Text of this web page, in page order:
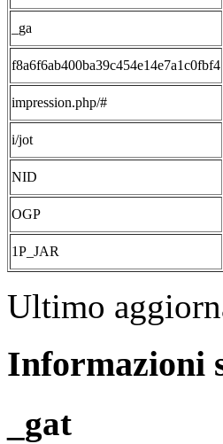
_ga
f8a6f6ab400ba39c454e14e7a1c0fbf4
impression.php/#
i/jot
NID
OGP
1P_JAR
Ultimo
Informazioni
_gat